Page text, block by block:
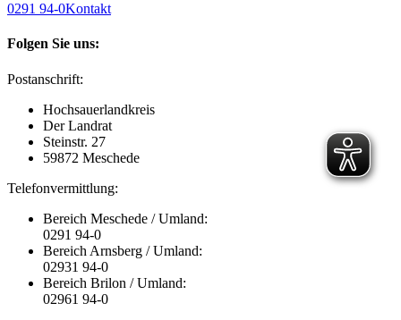
0291 94-0Kontakt
Folgen Sie uns:
Postanschrift:
Hochsauerlandkreis
Der Landrat
Steinstr. 27
59872 Meschede
Telefonvermittlung:
Bereich Meschede / Umland:
0291 94-0
Bereich Arnsberg / Umland:
02931 94-0
Bereich Brilon / Umland:
02961 94-0